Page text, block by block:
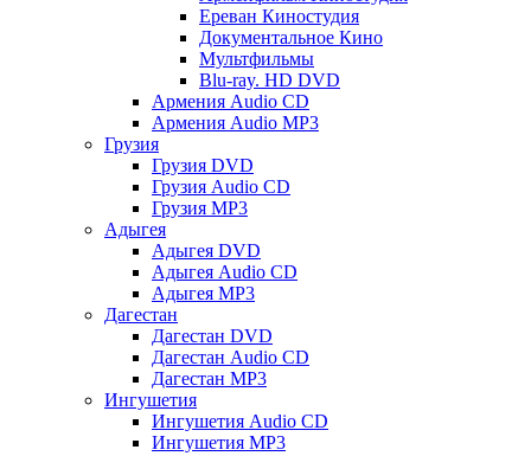
Ереван Киностудия
Документальное Кино
Мультфильмы
Blu-ray. HD DVD
Армения Audio CD
Армения Audio MP3
Грузия
Грузия DVD
Грузия Audio CD
Грузия MP3
Адыгея
Адыгея DVD
Адыгея Audio CD
Адыгея MP3
Дагестан
Дагестан DVD
Дагестан Audio CD
Дагестан MP3
Ингушетия
Ингушетия Audio CD
Ингушетия MP3